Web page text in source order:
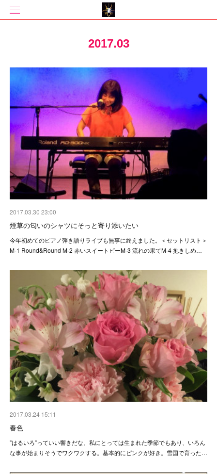
2017.03
2017.03.30 23:00
煙草の匂いのシャツにそっと寄り添いたい
今年初めてのピアノ弾き語りライブも無事に終えました。＜セットリスト＞
M-1 Round&Round M-2 赤いスイートピーM-3 流れの果てM-4 抱きしめ…
2017.03.24 15:11
春色
”はるいろ”っていい響きだな。私にとっては生まれた季節でもあり、いろん
な事が始まりそうでワクワクする。基本的にピンクが好き。雪国で育った…